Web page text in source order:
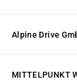
Alpine Drive
MITTELPUNKT